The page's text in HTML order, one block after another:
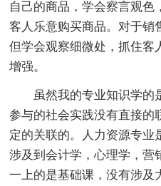
自己的商品，学会察言观色
客人乐意购买商品。对于销
但学会观察细微处，抓住客
增强。
虽然我的专业知识学的
参与的社会实践没有直接的
定的关联的。人力资源专业
涉及到会计学，心理学，营
一上的是基础课，没有涉及